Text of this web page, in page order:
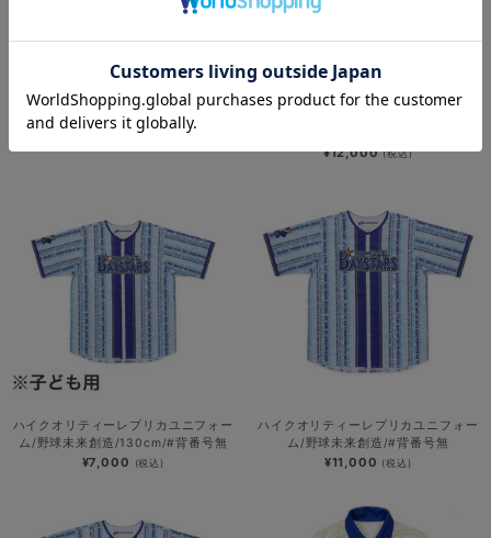
YOKOHAMA STAR☆NIGHT 2026/
ハイクオリティーレプリカユニフォー
ム/130cm/#背番号無
(税込)
再入荷
¥12,000(税込)
ハイクオリティーレプリカユニフォー
ム/野球未来創造/130cm/#背番号無
¥7,000 (税込)
ハイクオリティーレプリカユニフォー
ム/野球未来創造/#背番号無
¥11,000 (税込)